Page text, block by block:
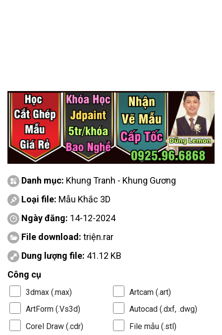
Danh mục: Khung Tranh - Khung Gương
Loại file: Mẫu Khắc 3D
Ngày đăng: 14-12-2024
File download: triện.rar
Dung lượng file: 41.12 KB
Công cụ
3dmax (.max)
Artcam (.art)
ArtForm (.Vs3d)
Autocad (.dxf, .dwg)
Corel Draw (.cdr)
File mẫu (.stl)